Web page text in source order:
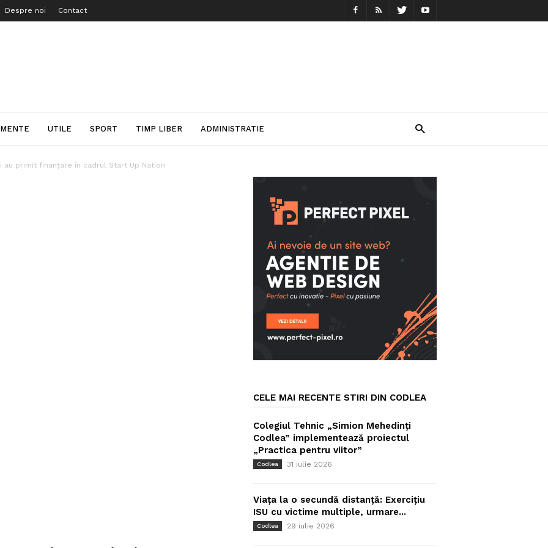
Despre noi Contact
UTILE SPORT TIMP LIBER ADMINISTRATIE
au primit finanţare în cadrul Start Up Nation
CELE MAI RECENTE STIRI DIN CODLEA
Colegiul Tehnic „Simion Mehedinți
Codlea” implementează proiectul
„Practica pentru viitor”
Codlea 31 iulie 2026
Viața la o secundă distanță: Exercițiu
ISU cu victime multiple, urmare...
Codlea 29 iulie 2026